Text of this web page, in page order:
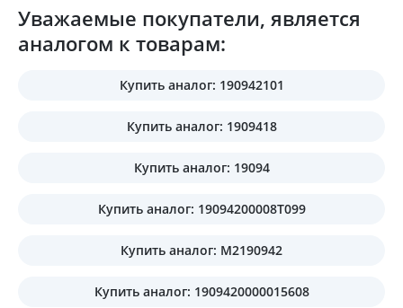
Уважаемые покупатели, является
аналогом к товарам:
Купить аналог: 190942101
Купить аналог: 1909418
Купить аналог: 19094
Купить аналог: 19094200008T099
Купить аналог: M2190942
Купить аналог: 1909420000015608